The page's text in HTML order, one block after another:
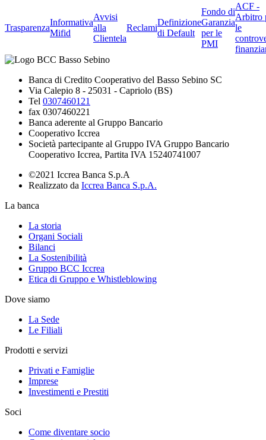
Trasparenza
Informativa
Mifid
Avvisi
alla
Clientela
Reclami
Definizione
di Default
Fondo di
Garanzia
per le
PMI
ACF -
Arbitro
le
Banca di Credito Cooperativo del Basso Sebino SC
Via Calepio 8 - 25031 - Capriolo (BS)
Tel 0307460121
fax 0307460221
Banca aderente al Gruppo Bancario
Cooperativo Iccrea
Società partecipante al Gruppo IVA Gruppo Bancario
Cooperativo Iccrea, Partita IVA 15240741007
©2021 Iccrea Banca S.p.A
Realizzato da Iccrea Banca S.p.A.
La banca
La storia
Organi Sociali
Bilanci
La Sostenibilità
Gruppo BCC Iccrea
Etica di Gruppo e Whistleblowing
Dove siamo
La Sede
Le Filiali
Prodotti e servizi
Privati e Famiglie
Imprese
Investimenti e Prestiti
Soci
Come diventare socio